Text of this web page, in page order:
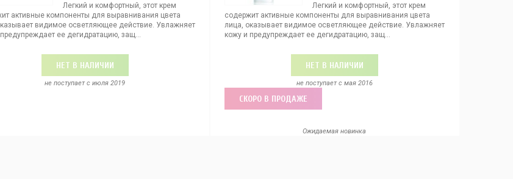
Легкий и комфортный, этот крем
активные компоненты для выравнивания цвета
видимое осветляющее действие. Увлажняет
ее дегидратацию, защ...
НЕТ В НАЛИЧИИ
не поступает c июля 2019
Легкий и комфортный, этот крем
содержит активные компоненты для выравнивания цвета
лица, оказывает видимое осветляющее действие. Увлажняет
кожу и предупреждает ее дегидратацию, защ...
НЕТ В НАЛИЧИИ
не поступает c мая 2016
СКОРО В ПРОДАЖЕ
Ожидаемая новинка